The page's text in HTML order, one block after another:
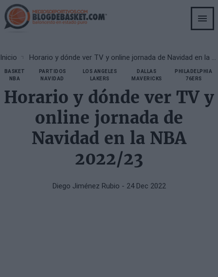
Skip
to
main
Breadcrumb
Inicio Horario y dónde ver TV y online jornada de Navidad en la NBA 2022/23
BASKET
NBA
PARTIDOS
NAVIDAD
LOS ANGELES
LAKERS
DALLAS
MAVERICKS
PHILADELPHIA
76ERS
Horario y dónde ver TV y
online jornada de
Navidad en la NBA
2022/23
Diego Jiménez Rubio - 24 Dec 2022